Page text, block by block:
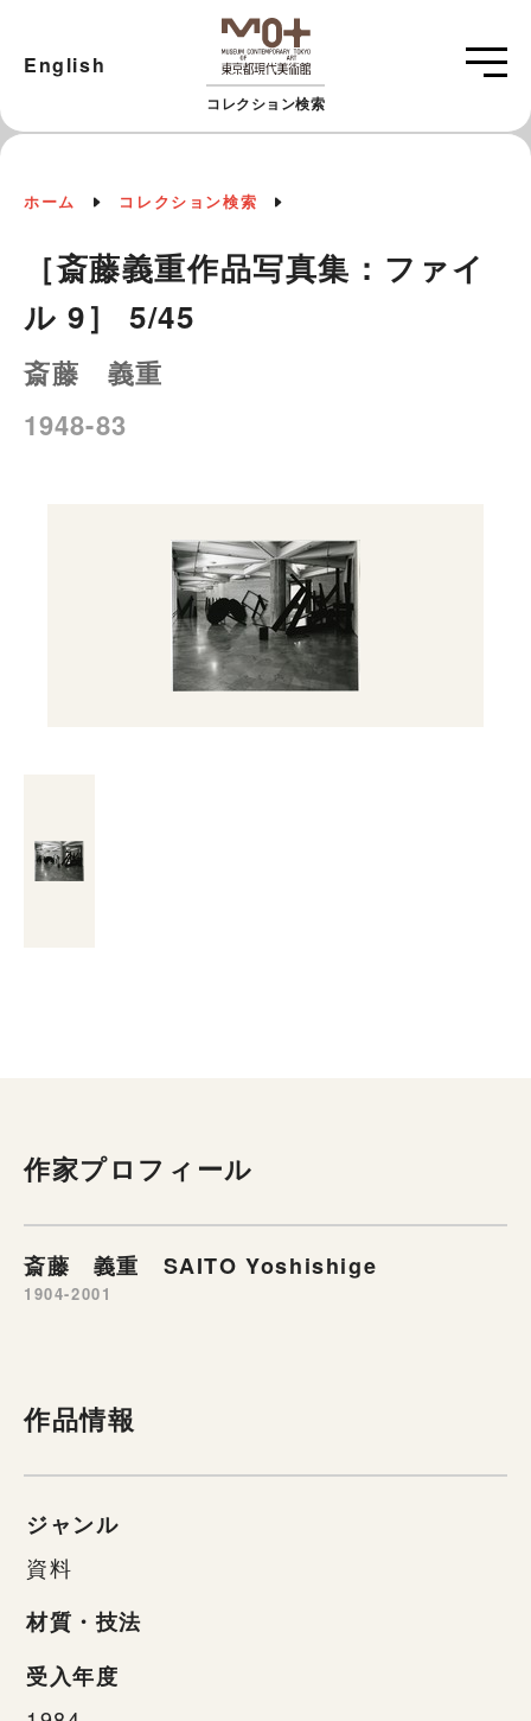
コレクション検索
English
ホーム コレクション検索
［斎藤義重作品写真集：ファイ
ル 9］ 5/45
斎藤 義重
1948-83
作家プロフィール
斎藤 義重 SAITO Yoshishige
1904-2001
作品情報
ジャンル
資料
材質・技法
受入年度